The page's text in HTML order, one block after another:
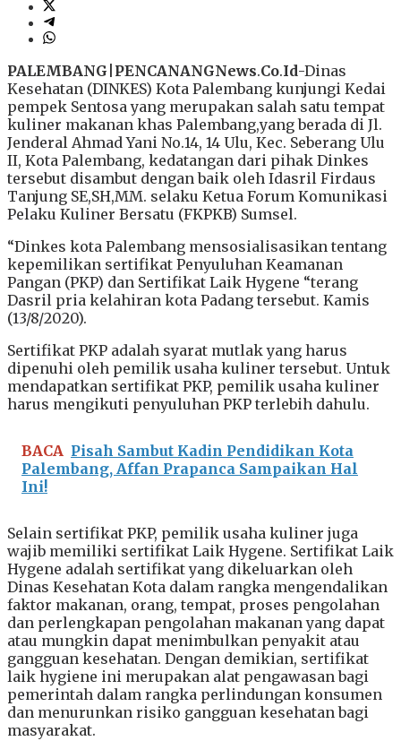
PALEMBANG PENCANANGNews.Co.Id-Dinas
Kesehatan (DINKES) Kota Palembang kunjungi Kedai
pempek Sentosa yang merupakan salah satu tempat
kuliner makanan khas Palembang,yang berada di Jl.
Jenderal Ahmad Yani No.14, 14 Ulu, Kec. Seberang Ulu
II, Kota Palembang, kedatangan dari pihak Dinkes
tersebut disambut dengan baik oleh Idasril Firdaus
Tanjung SE,SH,MM. selaku Ketua Forum Komunikasi
Pelaku Kuliner Bersatu (FKPKB) Sumsel.
“Dinkes kota Palembang mensosialisasikan tentang
kepemilikan sertifikat Penyuluhan Keamanan
Pangan (PKP) dan Sertifikat Laik Hygene “terang
Dasril pria kelahiran kota Padang tersebut. Kamis
(13/8/2020).
Sertifikat PKP adalah syarat mutlak yang harus
dipenuhi oleh pemilik usaha kuliner tersebut. Untuk
mendapatkan sertifikat PKP, pemilik usaha kuliner
harus mengikuti penyuluhan PKP terlebih dahulu.
BACA Pisah Sambut Kadin Pendidikan Kota
Palembang, Affan Prapanca Sampaikan Hal
Ini!
Selain sertifikat PKP, pemilik usaha kuliner juga
wajib memiliki sertifikat Laik Hygene. Sertifikat Laik
Hygene adalah sertifikat yang dikeluarkan oleh
Dinas Kesehatan Kota dalam rangka mengendalikan
faktor makanan, orang, tempat, proses pengolahan
dan perlengkapan pengolahan makanan yang dapat
atau mungkin dapat menimbulkan penyakit atau
gangguan kesehatan. Dengan demikian, sertifikat
laik hygiene ini merupakan alat pengawasan bagi
pemerintah dalam rangka perlindungan konsumen
dan menurunkan risiko gangguan kesehatan bagi
masyarakat.